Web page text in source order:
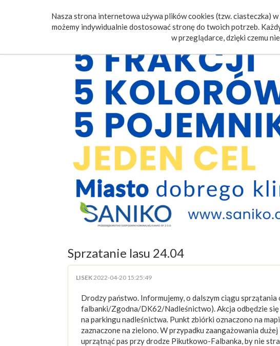
Nasza strona internetowa używa plików cookies (tzw. ciasteczka)
możemy indywidualnie dostosować stronę do twoich potrzeb.
w przeglądarce, dzięki czemu
Poczta
Sprzatanie lasu 24.04
LISEK 2022-04-20 15:25:49
Drodzy państwo. Informujemy, o dalszym ciągu
falbanki/Zgodna/DK62/Nadleśnictwo). Akcja odbędzie
na parkingu nadleśnictwa. Punkt zbiórki oznaczono na
zaznaczone na zielono. W przypadku zaangażowania
uprzątnąć pas przy drodze Pikutkowo-Falbanka, by nie